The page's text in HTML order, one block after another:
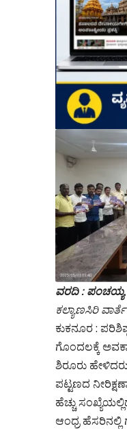
ವರದಿ :
ಕಲ್ಯಾಣಸಿರಿ
ಕುಕನೂರ :
ಗೊಂದಲಕ್ಕೆ
ಶಿರೂರು
ಪಟ್ಟಣದ
ಹೆಚ್ಚು
ಆಂಧ್ರ ಹೆಸರಿನಲ್ಲಿ